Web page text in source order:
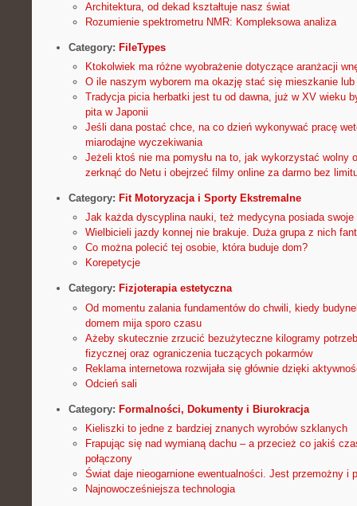
Architektura, od dekad kształtuje nasz świat
Rozumienie spektrometru NMR: Kompleksowa analiza
Category: FileTypes
Ktokolwiek ma różne wyobrażenie dotyczące aranżacji
O ile naszym wyborem ma okazję stać się mieszkanie lub
Tradycja picia herbatki jest tu od dawna, już w XV wieku
pita w Japonii
Jeśli dana postać chce, na co dzień wykonywać pracę
miarodajne wyczekiwania
Jeżeli ktoś nie ma pomysłu na to, jak wykorzystać wolny
zerknąć do Netu i obejrzeć filmy online za darmo bez
Category: Fit Motoryzacja i Sporty Ekstremalne
Jak każda dyscyplina nauki, też medycyna posiada swoje
Wielbicieli jazdy konnej nie brakuje. Duża grupa z nich
Co można polecić tej osobie, która buduje dom?
Korepetycje
Category: Fizjoterapia estetyczna
Od momentu zalania fundamentów do chwili, kiedy
domem mija sporo czasu
Ażeby skutecznie zrzucić bezużyteczne kilogramy
fizycznej oraz ograniczenia tuczących pokarmów
Reklama internetowa rozwijała się głównie dzięki
Odcień sali
Category: Formalności, Dokumenty i Biurokracja
Kieliszki to jedne z bardziej znanych wyrobów szklanych
Frapując się nad wymianą dachu – a przecież co jakiś
połączony
Świat daje nieogarnione ewentualności. Jest przemożny i
Najnowocześniejsza technologia